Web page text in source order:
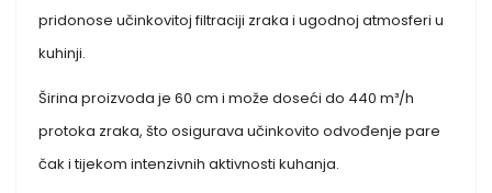
pridonose učinkovitoj filtraciji zraka i ugodnoj atmosferi u
kuhinji.
Širina proizvoda je 60 cm i može doseći do 440 m³/h
protoka zraka, što osigurava učinkovito odvođenje pare
čak i tijekom intenzivnih aktivnosti kuhanja.